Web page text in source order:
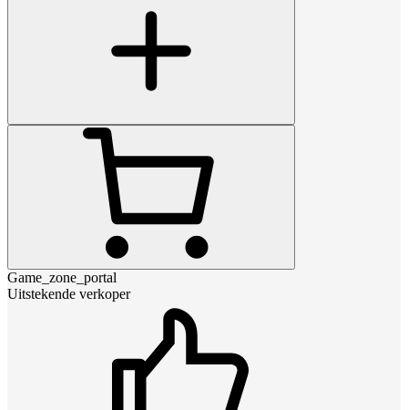
Game_zone_portal
Uitstekende verkoper